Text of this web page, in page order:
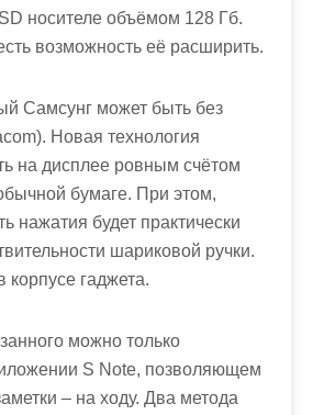
носителе объёмом 128 Гб.
возможность её расширить.
Самсунг может быть без
Новая технология
на дисплее ровным счётом
бумаге. При этом,
нажатия будет практически
шариковой ручки.
корпусе гаджета.
можно только
S Note, позволяющем
– на ходу. Два метода